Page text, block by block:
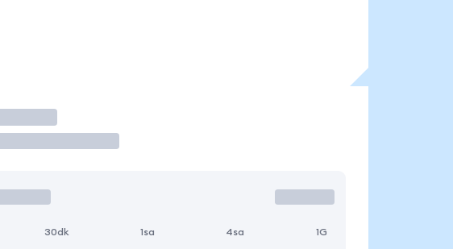
30dk 1sa 4sa 1G